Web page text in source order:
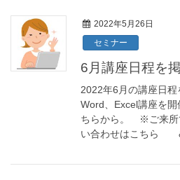
2022年5月26日
セミナー
6月講座日程を
2022年6月の講座日
Word、Excel講座を
ちらから。 ※ご来所
い合わせはこちら